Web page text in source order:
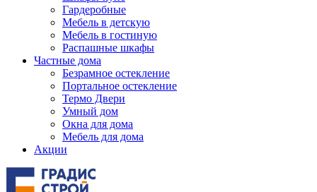
Гардеробные
Мебель в детскую
Мебель в гостиную
Распашные шкафы
Частные дома
Безрамное остекление
Портальное остекление
Термо Двери
Умный дом
Окна для дома
Мебель для дома
Акции